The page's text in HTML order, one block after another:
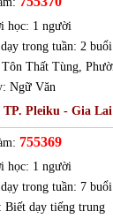
học: 1 người
trong tuần: 2 buổi
Thất Tùng,
Ngữ Văn
TP. Pleiku - Gia Lai
755369
học: 1 người
trong tuần: 7 buổi
Biết dạy tiếng trung